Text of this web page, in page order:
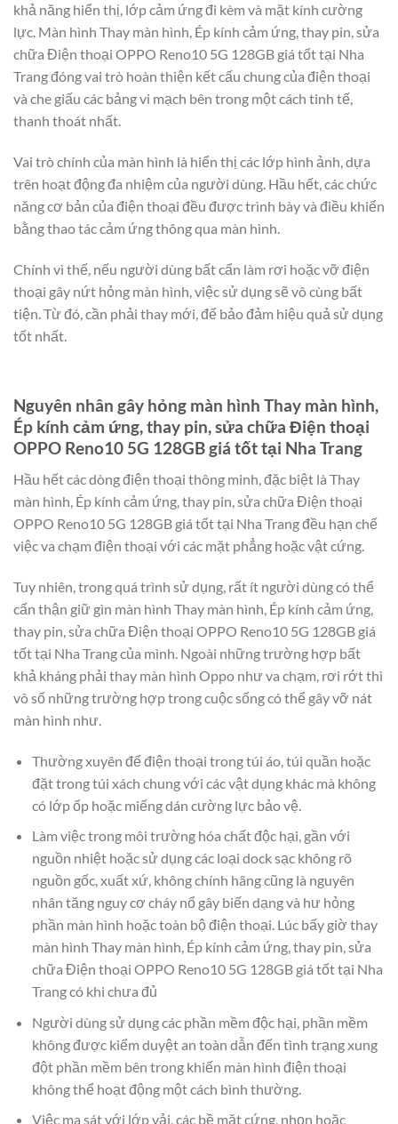
khả năng hiển thị, lớp cảm ứng đi kèm và mặt kính cường
lực. Màn hình Thay màn hình, Ép kính cảm ứng, thay pin, sửa
chữa Điện thoại OPPO Reno10 5G 128GB giá tốt tại Nha
Trang đóng vai trò hoàn thiện kết cấu chung của điện thoại
và che giấu các bảng vi mạch bên trong một cách tinh tế,
thanh thoát nhất.
Vai trò chính của màn hình là hiển thị các lớp hình ảnh, dựa
trên hoạt động đa nhiệm của người dùng. Hầu hết, các chức
năng cơ bản của điện thoại đều được trình bày và điều khiển
bằng thao tác cảm ứng thông qua màn hình.
Chính vì thế, nếu người dùng bất cẩn làm rơi hoặc vỡ điện
thoại gây nứt hỏng màn hình, việc sử dụng sẽ vô cùng bất
tiện. Từ đó, cần phải thay mới, để bảo đảm hiệu quả sử dụng
tốt nhất.
Nguyên nhân gây hỏng màn hình Thay màn hình,
Ép kính cảm ứng, thay pin, sửa chữa Điện thoại
OPPO Reno10 5G 128GB giá tốt tại Nha Trang
Hầu hết các dòng điện thoại thông minh, đặc biệt là Thay
màn hình, Ép kính cảm ứng, thay pin, sửa chữa Điện thoại
OPPO Reno10 5G 128GB giá tốt tại Nha Trang đều hạn chế
việc va chạm điện thoại với các mặt phẳng hoặc vật cứng.
Tuy nhiên, trong quá trình sử dụng, rất ít người dùng có thể
cẩn thận giữ gìn màn hình Thay màn hình, Ép kính cảm ứng,
thay pin, sửa chữa Điện thoại OPPO Reno10 5G 128GB giá
tốt tại Nha Trang của mình. Ngoài những trường hợp bất
khả kháng phải thay màn hình Oppo như va chạm, rơi rớt thì
vô số những trường hợp trong cuộc sống có thể gây vỡ nát
màn hình như.
Thường xuyên để điện thoại trong túi áo, túi quần hoặc
đặt trong túi xách chung với các vật dụng khác mà không
có lớp ốp hoặc miếng dán cường lực bảo vệ.
Làm việc trong môi trường hóa chất độc hại, gần với
nguồn nhiệt hoặc sử dụng các loại dock sạc không rõ
nguồn gốc, xuất xứ, không chính hãng cũng là nguyên
nhân tăng nguy cơ cháy nổ gây biến dạng và hư hỏng
phần màn hình hoặc toàn bộ điện thoại. Lúc bấy giờ thay
màn hình Thay màn hình, Ép kính cảm ứng, thay pin, sửa
chữa Điện thoại OPPO Reno10 5G 128GB giá tốt tại Nha
Trang có khi chưa đủ
Người dùng sử dụng các phần mềm độc hại, phần mềm
không được kiểm duyệt an toàn dẫn đến tình trạng xung
đột phần mềm bên trong khiến màn hình điện thoại
không thể hoạt động một cách bình thường.
Việc ma sát với lớp vải, các bề mặt cứng, nhọn hoặc